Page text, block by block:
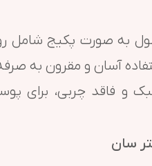
به صورت پکیج شامل
آسان و مقرون به
و فاقد چربی، برای
سان